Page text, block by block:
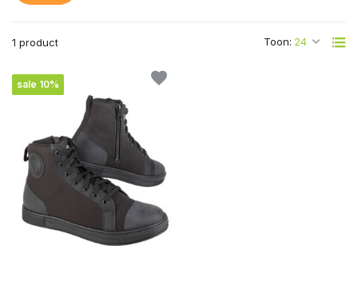
1 product Toon:
sale 10%